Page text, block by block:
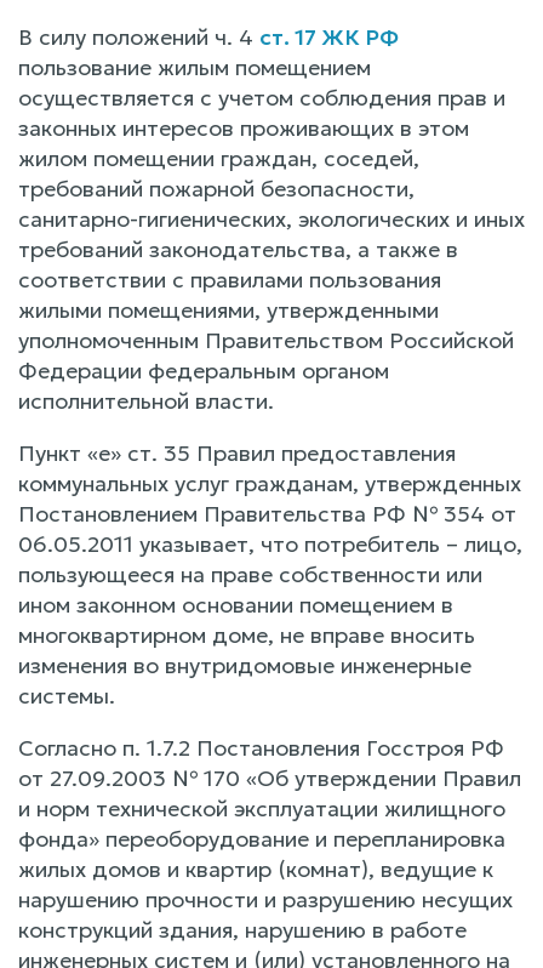
В силу положений ч. 4 ст. 17 ЖК РФ
пользование жилым помещением
осуществляется с учетом соблюдения прав и
законных интересов проживающих в этом
жилом помещении граждан, соседей,
требований пожарной безопасности,
санитарно-гигиенических, экологических и иных
требований законодательства, а также в
соответствии с правилами пользования
жилыми помещениями, утвержденными
уполномоченным Правительством Российской
Федерации федеральным органом
исполнительной власти.
Пункт «е» ст. 35 Правил предоставления
коммунальных услуг гражданам, утвержденных
Постановлением Правительства РФ № 354 от
06.05.2011 указывает, что потребитель – лицо,
пользующееся на праве собственности или
ином законном основании помещением в
многоквартирном доме, не вправе вносить
изменения во внутридомовые инженерные
системы.
Согласно п. 1.7.2 Постановления Госстроя РФ
от 27.09.2003 № 170 «Об утверждении Правил
и норм технической эксплуатации жилищного
фонда» переоборудование и перепланировка
жилых домов и квартир (комнат), ведущие к
нарушению прочности и разрушению несущих
конструкций здания, нарушению в работе
инженерных систем и (или) установленного на